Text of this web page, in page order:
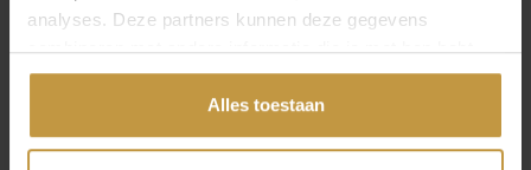
analyses. Deze partners kunnen deze gegevens
combineren met andere informatie die je met hen hebt
gedeeld of die ze hebben verzameld via jouw gebruik van
Alles toestaan
OPEN FILTER
9
9
Meer modellen tonen
ZINZI COLLIERS EN KETTINGEN IN ZILVER